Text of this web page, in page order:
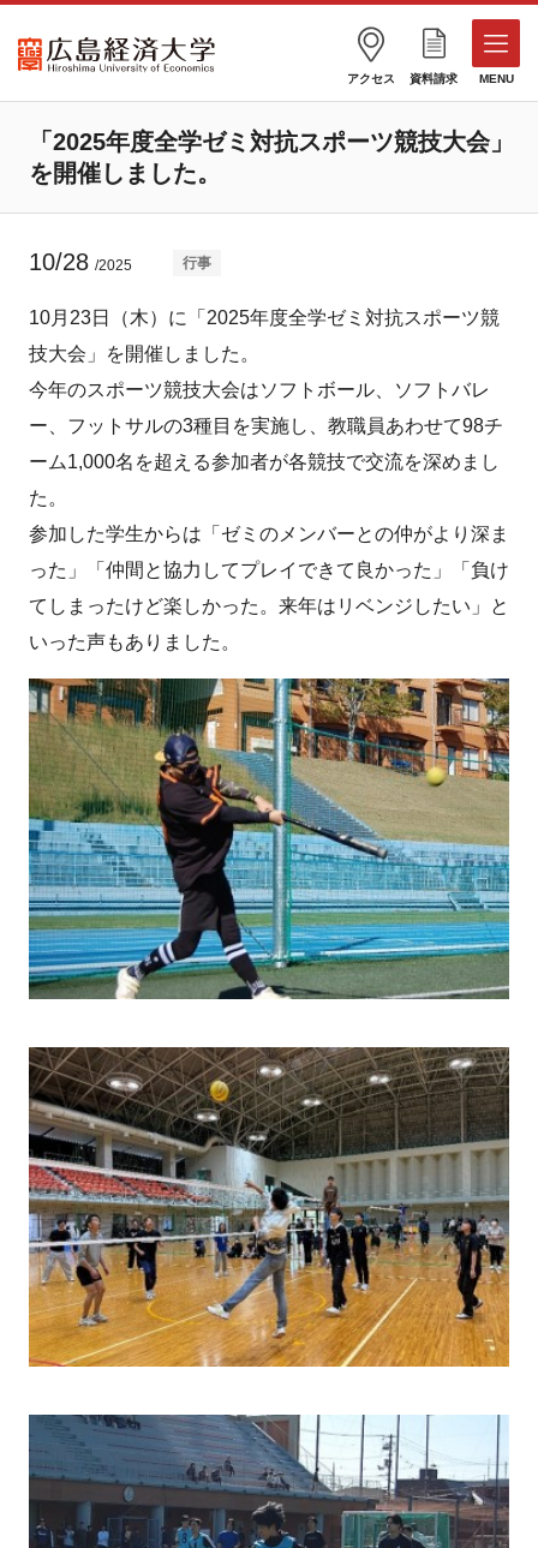
アクセス 資料請求 MENU
「2025年度全学ゼミ対抗スポーツ競技大会」
を開催しました。
10/28 /2025 行事
10月23日（木）に「2025年度全学ゼミ対抗スポーツ競
技大会」を開催しました。
今年のスポーツ競技大会はソフトボール、ソフトバレ
ー、フットサルの3種目を実施し、教職員あわせて98チ
ーム1,000名を超える参加者が各競技で交流を深めまし
た。
参加した学生からは「ゼミのメンバーとの仲がより深ま
った」「仲間と協力してプレイできて良かった」「負け
てしまったけど楽しかった。来年はリベンジしたい」と
いった声もありました。